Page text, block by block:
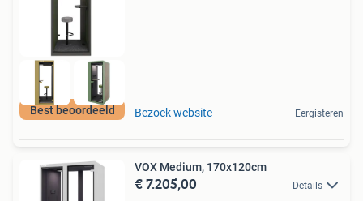
Best beoordeeld Bezoek website Eergisteren
VOX Medium, 170x120cm
€ 7.205,00 Details